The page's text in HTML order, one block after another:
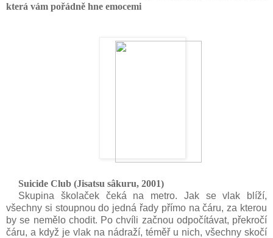
která vám pořádně hne emocemi
Suicide Club (Jisatsu sâkuru, 2001)
Skupina školaček čeká na metro. Jak se vlak blíží,
všechny si stoupnou do jedná řady přímo na čáru, za kterou
by se nemělo chodit. Po chvíli začnou odpočítávat, překročí
čáru, a když je vlak na nádraží, téměř u nich, všechny skočí